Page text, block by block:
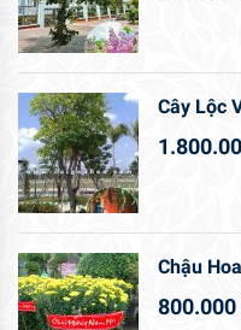
Cây Lộc
Chậu
800.000